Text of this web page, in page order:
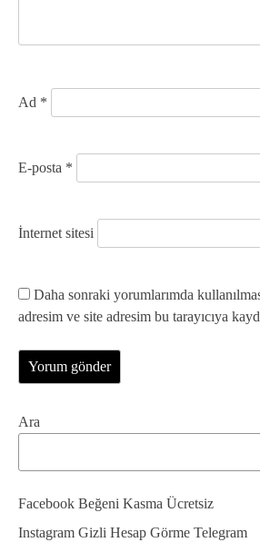
i
Ad *
E-posta *
İnternet sitesi
Daha sonraki yorumlarımda
adresim ve site adresim bu tarayıcıya
Ara
Facebook Beğeni Kasma Ücretsiz
Instagram Gizli Hesap Görme Telegram